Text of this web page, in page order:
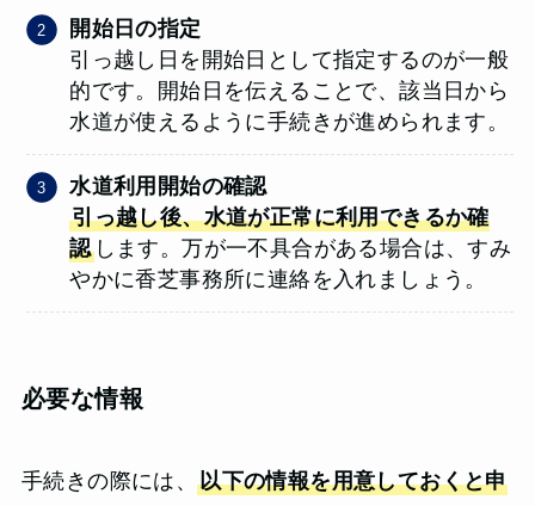
開始日の指定
引っ越し日を開始日として指定するのが一般
的です。開始日を伝えることで、該当日から
水道が使えるように手続きが進められます。
水道利用開始の確認
引っ越し後、水道が正常に利用できるか確
認します。万が一不具合がある場合は、すみ
やかに香芝事務所に連絡を入れましょう。
必要な情報
手続きの際には、以下の情報を用意しておくと申